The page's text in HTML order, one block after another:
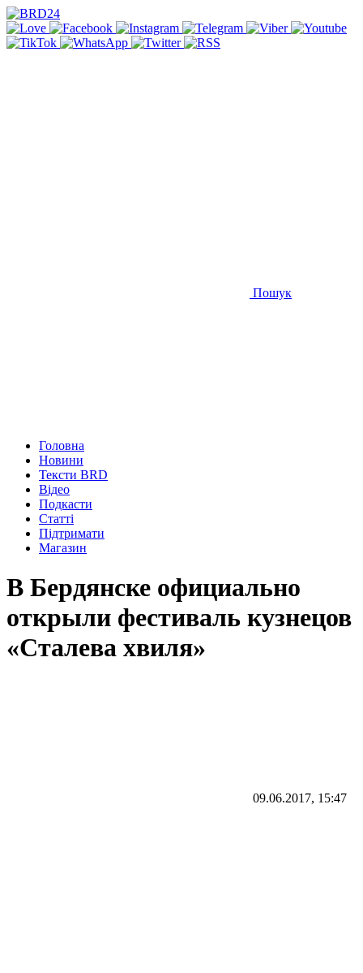
Пошук
Головна
Новини
Тексти BRD
Відео
Подкасти
Статті
Підтримати
Магазин
В Бердянске официально
открыли фестиваль кузнецов
«Сталева хвиля»
09.06.2017, 15:47